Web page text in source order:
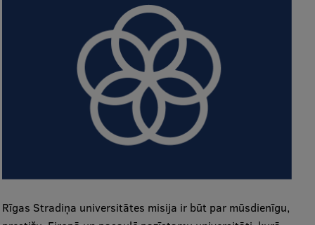
Rīgas Stradiņa universitātes misija ir būt par mūsdienīgu,